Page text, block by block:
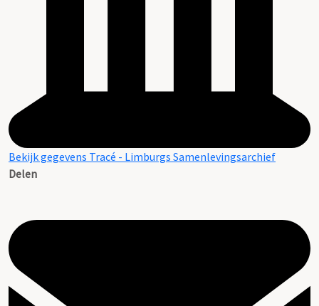
Bekijk gegevens Tracé - Limburgs Samenlevingsarchief
Delen